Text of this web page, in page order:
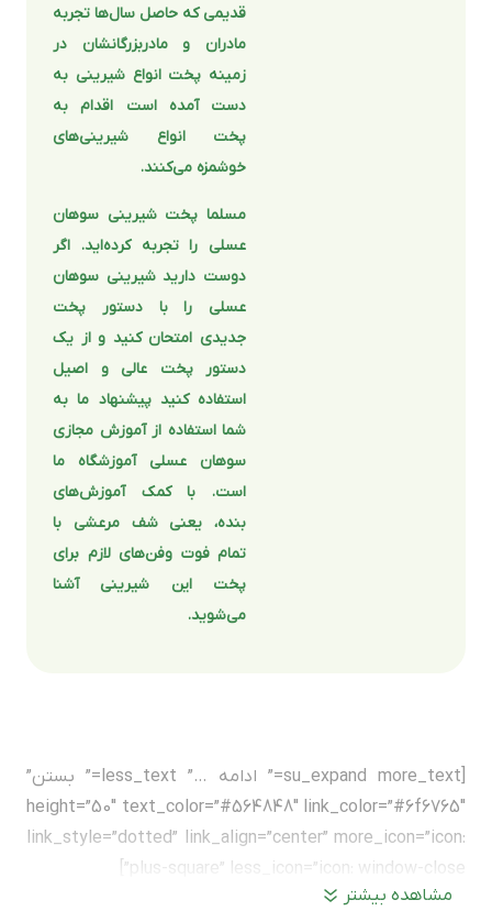
قدیمی که حاصل سال‌ها تجربه
مادران و مادربزرگانشان در
زمینه پخت انواع شیرینی به
دست آمده است اقدام به
پخت انواع شیرینی‌های
خوشمزه می‌کنند.
مسلما پخت شیرینی سوهان
عسلی را تجربه کرده‌اید. اگر
دوست دارید شیرینی سوهان
عسلی را با دستور پخت
جدیدی امتحان کنید و از یک
دستور پخت عالی و اصیل
استفاده کنید پیشنهاد ما به
شما استفاده از آموزش مجازی
سوهان عسلی آموزشگاه ما
است. با کمک آموزش‌های
بنده، یعنی شف مرعشی با
تمام فوت وفن‌های لازم برای
پخت این شیرینی آشنا
می‌شوید.
[su_expand more_text=” ادامه …” less_text=” بستن”
height=”50″ text_color=”#564848″ link_color=”#6f6765″
link_style=”dotted” link_align=”center” more_icon=”icon:
plus-square” less_icon=”icon: window-close”]
مشاهده بیشتر